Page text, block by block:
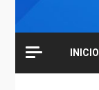
INICIO